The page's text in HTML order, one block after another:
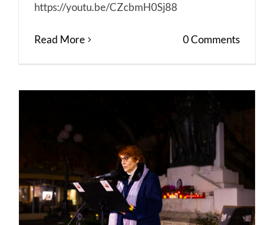
https://youtu.be/CZcbmH0Sj88
Read More 0 Comments